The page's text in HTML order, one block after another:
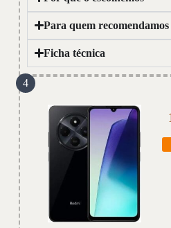
Para quem recomendamos
Ficha técnica
4